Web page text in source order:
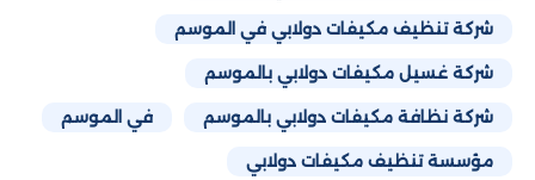
شركة تنظيف مكيفات دولابي في الموسم
شركة غسيل مكيفات دولابي بالموسم
شركة نظافة مكيفات دولابي بالموسم في الموسم
مؤسسة تنظيف مكيفات دولابي